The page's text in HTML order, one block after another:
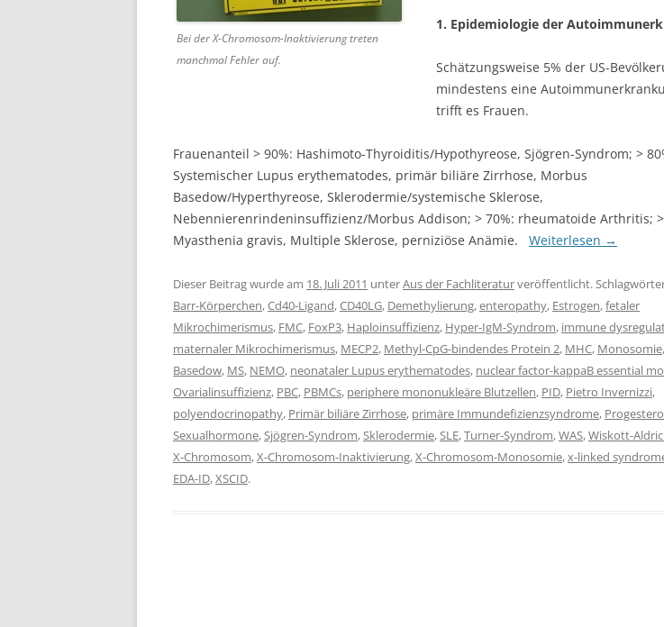
Bei der X-Chromosom-Inaktivierung treten
manchmal Fehler auf.
1. Epidemiologie der
Schätzungsweise 5% der US-
mindestens eine
trifft es Frauen.
Frauenanteil > 90%: Hashimoto-Thyroiditis/Hypothyreose, Sjögren-Syndrom; >
Systemischer Lupus erythematodes, primär biliäre Zirrhose, Morbus
Basedow/Hyperthyreose, Sklerodermie/systemische Sklerose,
Nebennierenrindeninsuffizienz/Morbus Addison; > 70%: rheumatoide Arthritis; >
Myasthenia gravis, Multiple Sklerose, perniziöse Anämie. Weiterlesen →
Dieser Beitrag wurde am 18. Juli 2011 unterAus der Fachliteraturveröffentlicht.
Barr-Körperchen,Cd40-Ligand,CD40LG, Demethylierung,enteropathy, Estrogen,fetaler
Mikrochimerismus, FMC, FoxP3, Haploinsuffizienz, Hyper-IgM-Syndrom, immune
maternaler Mikrochimerismus, MECP2, Methyl-CpG-bindendes Protein 2, MHC, Monosomie,
Basedow, MS, NEMO, neonataler Lupus erythematodes, nuclear factor-kappaB essential
Ovarialinsuffizienz, PBC, PBMCs, periphere mononukleäre Blutzellen, PID, Pietro Invernizzi,
polyendocrinopathy, Primär biliäre Zirrhose, primäre Immundefizienzsyndrome,
Sexualhormone,Sjögren-Syndrom,Sklerodermie,SLE,Turner-Syndrom,WAS,Wiskott-
X-Chromosom,X-Chromosom-Inaktivierung,X-Chromosom-Monosomie,x-linked
EDA-ID,XSCID.